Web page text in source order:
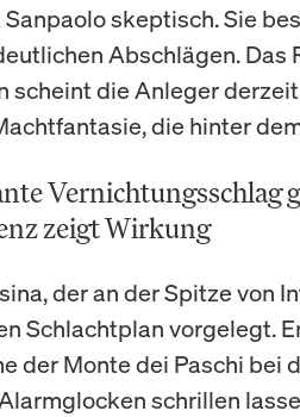
skeptisch. Sie
Abschlägen. Das
scheint die Anleger
die hinter
Vernichtungsschlag
zeigt Wirkung
der an der Spitze von
Schlachtplan vorgelegt.
der Monte dei Paschi bei
schrillen